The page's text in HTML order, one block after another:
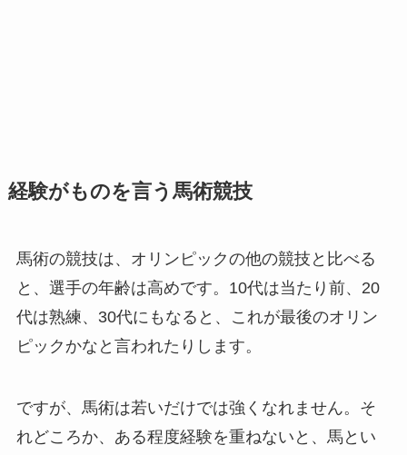
経験がものを言う馬術競技
馬術の競技は、オリンピックの他の競技と比べる
と、選手の年齢は高めです。10代は当たり前、20
代は熟練、30代にもなると、これが最後のオリン
ピックかなと言われたりします。
ですが、馬術は若いだけでは強くなれません。そ
れどころか、ある程度経験を重ねないと、馬とい